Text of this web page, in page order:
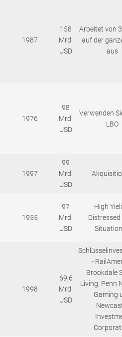
1987
158
Mrd.
USD
Arbeitet von
auf der
aus
1976
98
Mrd.
USD
Verwenden
LBO
1997
99
Mrd.
USD
1955
97
Mrd.
USD
High
Distressed
1998
69,6
Mrd.
USD
-
Brookdale
Living, Penn
Gaming